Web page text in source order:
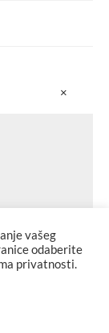
vašeg
odaberite
privatnosti.
×